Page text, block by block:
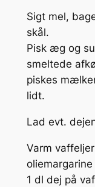
Sigt mel,
skål.
Pisk æg og
smeltede
piskes
lidt.
Lad evt.
Varm
1 dl dej på